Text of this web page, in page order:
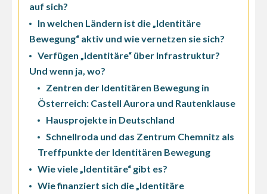
auf sich?
In welchen Ländern ist die „Identitäre
Bewegung“ aktiv und wie vernetzen sie sich?
Verfügen „Identitäre“ über Infrastruktur?
Und wenn ja, wo?
Zentren der Identitären Bewegung in
Österreich: Castell Aurora und Rautenklause
Hausprojekte in Deutschland
Schnellroda und das Zentrum Chemnitz als
Treffpunkte der Identitären Bewegung
Wie viele „Identitäre“ gibt es?
Wie finanziert sich die „Identitäre